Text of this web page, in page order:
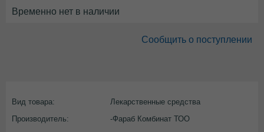
Временно нет в наличии
Сообщить о поступлении
Вид товара:
Лекарственные средства
Производитель:
-Фараб Комбинат ТОО